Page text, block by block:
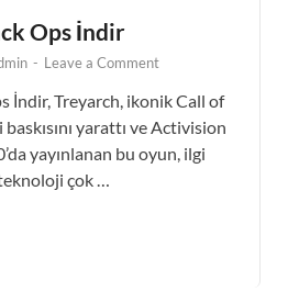
Ops İndir
- Leave a Comment
İndir, Treyarch, ikonik Call of
yarattı ve Activision
yayınlanan bu oyun, ilgi
çok …